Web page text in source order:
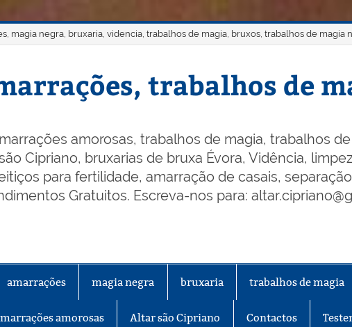
magia negra, bruxaria, videncia, trabalhos de magia, bruxos, trabalhos de magia
trabalhos de
amorosas, trabalhos de magia, trabalhos
Cipriano, bruxarias de bruxa Évora, Vidência,
para fertilidade, amarração de casais,
Gratuitos. Escreva-nos para:
amarrações magia negra bruxaria trabalhos de magia
amorosas Altar são Cipriano Contactos